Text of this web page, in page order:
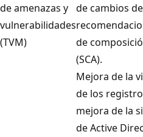
de amenazas y
vulnerabilidades
(TVM)
de cambios
de
(SCA).
Mejora de la
de los
mejora de la
de Active